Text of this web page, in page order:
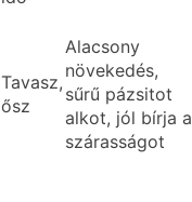
Tavasz,
ősz
Alacsony
növekedés,
sűrű pázsitot
alkot, jól bírja a
szárasságot